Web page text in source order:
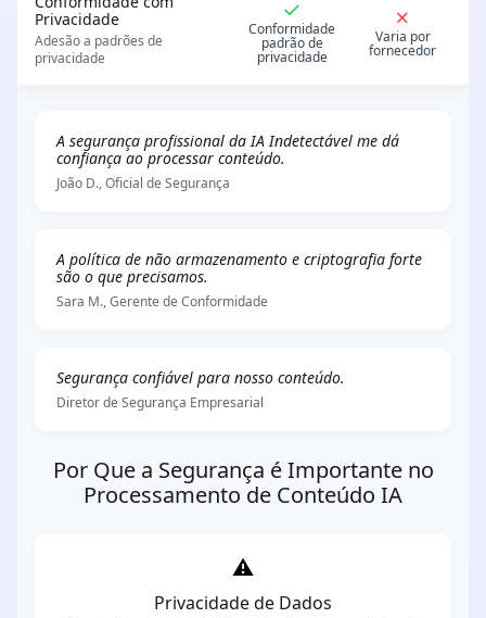
Privacidade
Adesão a padrões de
privacidade
✓
Conformidade
padrão de
privacidade
✗
Varia por
fornecedor
A segurança profissional da IA Indetectável me dá
confiança ao processar conteúdo.
João D., Oficial de Segurança
A política de não armazenamento e criptografia forte
são o que precisamos.
Sara M., Gerente de Conformidade
Segurança confiável para nosso conteúdo.
Diretor de Segurança Empresarial
Por Que a Segurança é Importante no
Processamento de Conteúdo IA
⚠️
Privacidade de Dados